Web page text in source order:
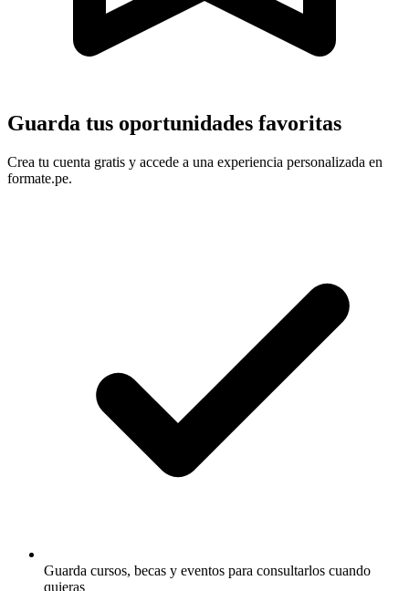
Guarda tus oportunidades favoritas
Crea tu cuenta gratis y accede a una experiencia personalizada en
formate.pe.
Guarda cursos, becas y eventos para consultarlos cuando
quieras